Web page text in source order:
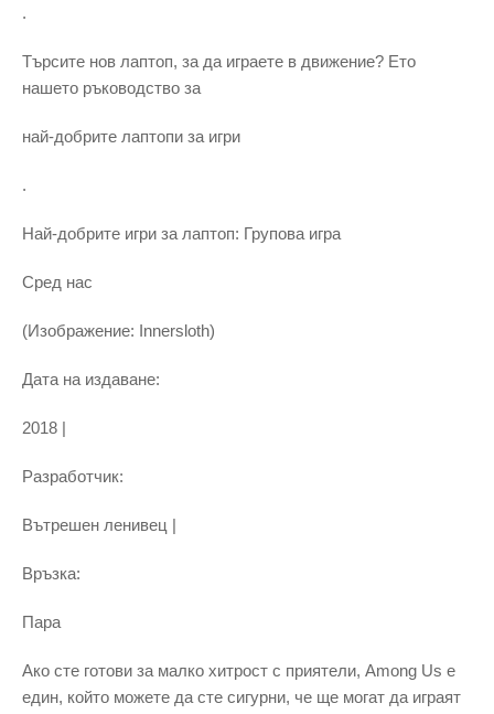
.
Търсите нов лаптоп, за да играете в движение? Ето
нашето ръководство за
най-добрите лаптопи за игри
.
Най-добрите игри за лаптоп: Групова игра
Сред нас
(Изображение: Innersloth)
Дата на издаване:
2018 |
Разработчик:
Вътрешен ленивец |
Връзка:
Пара
Ако сте готови за малко хитрост с приятели, Among Us е
един, който можете да сте сигурни, че ще могат да играят